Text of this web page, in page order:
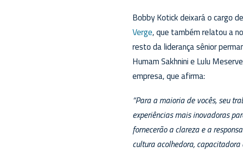
Bobby Kotick deixará o cargo
Verge, que também relatou a
resto da liderança sênior
Humam Sakhnini e Lulu
empresa, que afirma:
“Para a maioria de vocês, seu
experiências mais inovadoras
fornecerão a clareza e a
cultura acolhedora, capacitadora